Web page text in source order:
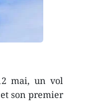
mai, un vol
son premier